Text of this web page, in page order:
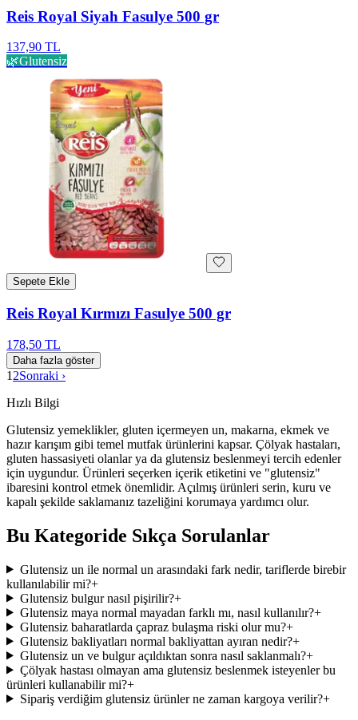
Reis Royal Siyah Fasulye 500 gr
137,90 TL
🌿Glutensiz
Sepete Ekle
Reis Royal Kırmızı Fasulye 500 gr
178,50 TL
Daha fazla göster
1 2Sonraki ›
Hızlı Bilgi
Glutensiz yemeklikler, gluten içermeyen un, makarna, ekmek ve
hazır karışım gibi temel mutfak ürünlerini kapsar. Çölyak hastaları,
gluten hassasiyeti olanlar ya da glutensiz beslenmeyi tercih edenler
için uygundur. Ürünleri seçerken içerik etiketini ve "glutensiz"
ibaresini kontrol etmek önemlidir. Açılmış ürünleri serin, kuru ve
kapalı şekilde saklamanız tazeliğini korumaya yardımcı olur.
Bu Kategoride Sıkça Sorulanlar
Glutensiz un ile normal un arasındaki fark nedir, tariflerde birebir
kullanılabilir mi?+
Glutensiz bulgur nasıl pişirilir?+
Glutensiz maya normal mayadan farklı mı, nasıl kullanılır?+
Glutensiz baharatlarda çapraz bulaşma riski olur mu?+
Glutensiz bakliyatları normal bakliyattan ayıran nedir?+
Glutensiz un ve bulgur açıldıktan sonra nasıl saklanmalı?+
Çölyak hastası olmayan ama glutensiz beslenmek isteyenler bu
ürünleri kullanabilir mi?+
Sipariş verdiğim glutensiz ürünler ne zaman kargoya verilir?+